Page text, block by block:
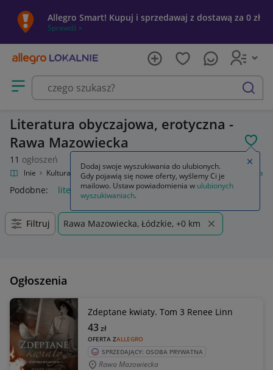
Allegro Smart! Kupuj i sprzedawaj z dostawą za 0 zł
Sprawdź »
Otwórz menu z kategoriami
szukaj
Literatura obyczajowa, erotyczna -
Rawa Mazowiecka
11 ogłoszeń
Lokalnie Kultura i rozrywka Książki Literatura obyczajowa, erotyczna
Podobne: literatura obyczajowa erotyczna
Filtruj Rawa Mazowiecka, Łódzkie, +0 km
Ogłoszenia
Zdeptane kwiaty. Tom 3 Renee Linn
OFERTA ZALLEGRO
43zł
SPRZEDAJĄCY: OSOBA PRYWATNA
Rawa Mazowiecka
Dodaj swoje wyszukiwania do ulubionych.
Gdy pojawią się nowe oferty, wyślemy Ci je
mailowo. Ustaw powiadomienia w ulubionych
wyszukiwaniach.